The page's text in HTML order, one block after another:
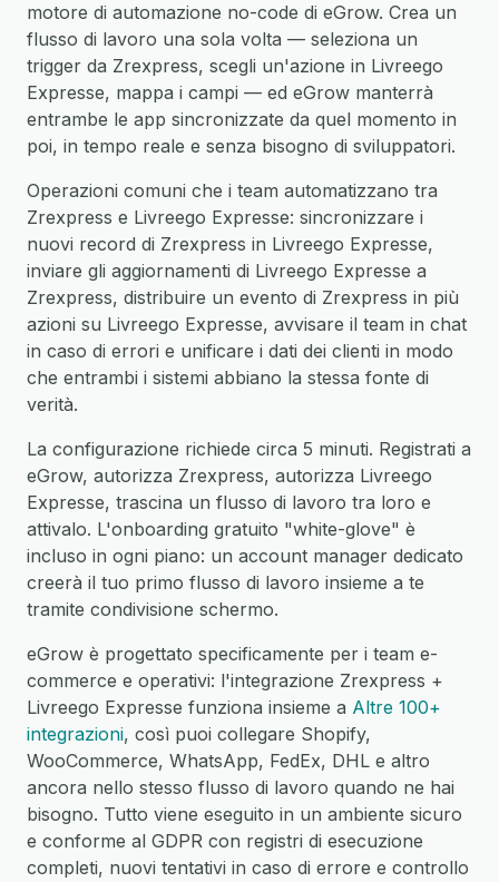
motore di automazione no-code di eGrow. Crea un
flusso di lavoro una sola volta — seleziona un
trigger da Zrexpress, scegli un'azione in Livreego
Expresse, mappa i campi — ed eGrow manterrà
entrambe le app sincronizzate da quel momento in
poi, in tempo reale e senza bisogno di sviluppatori.
Operazioni comuni che i team automatizzano tra
Zrexpress e Livreego Expresse: sincronizzare i
nuovi record di Zrexpress in Livreego Expresse,
inviare gli aggiornamenti di Livreego Expresse a
Zrexpress, distribuire un evento di Zrexpress in più
azioni su Livreego Expresse, avvisare il team in chat
in caso di errori e unificare i dati dei clienti in modo
che entrambi i sistemi abbiano la stessa fonte di
verità.
La configurazione richiede circa 5 minuti. Registrati a
eGrow, autorizza Zrexpress, autorizza Livreego
Expresse, trascina un flusso di lavoro tra loro e
attivalo. L'onboarding gratuito "white-glove" è
incluso in ogni piano: un account manager dedicato
creerà il tuo primo flusso di lavoro insieme a te
tramite condivisione schermo.
eGrow è progettato specificamente per i team e-
commerce e operativi: l'integrazione Zrexpress +
Livreego Expresse funziona insieme a Altre 100+
integrazioni, così puoi collegare Shopify,
WooCommerce, WhatsApp, FedEx, DHL e altro
ancora nello stesso flusso di lavoro quando ne hai
bisogno. Tutto viene eseguito in un ambiente sicuro
e conforme al GDPR con registri di esecuzione
completi, nuovi tentativi in caso di errore e controllo